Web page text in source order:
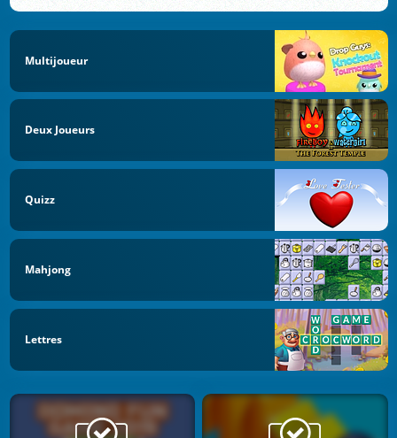
Multijoueur
Deux Joueurs
Quizz
Mahjong
Lettres